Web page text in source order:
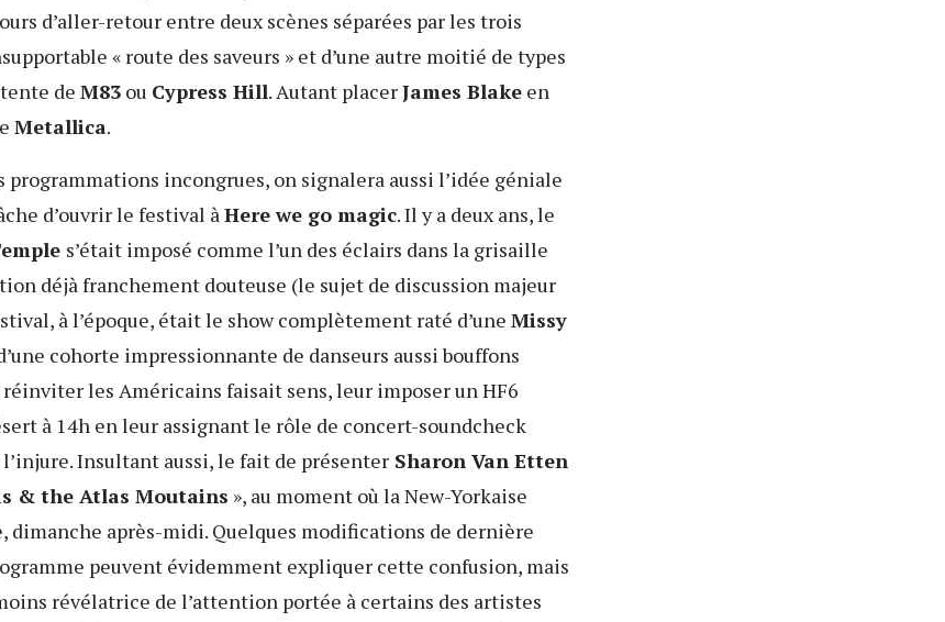
d’aller-retour entre deux scènes séparées par les trois
« route des saveurs » et d’une autre moitié de types
de M83 ou Cypress Hill. Autant placerJames Blake en
Metallica.
programmations incongrues, on signalera aussi l’idée géniale
d’ouvrir le festival àHere we go magic. Il y a deux ans, le
s’était imposé comme l’un des éclairs dans la grisaille
déjà franchement douteuse (le sujet de discussion majeur
à l’époque, était le show complètement raté d’une Missy
cohorte impressionnante de danseurs aussi bouffons
réinviter les Américains faisait sens, leur imposer un HF6
à 14h en leur assignant le rôle de concert-soundcheck
Insultant aussi, le fait de présenter Sharon Van Etten
& the Atlas Moutains », au moment où la New-Yorkaise
dimanche après-midi. Quelques modifications de dernière
peuvent évidemment expliquer cette confusion, mais
révélatrice de l’attention portée à certains des artistes